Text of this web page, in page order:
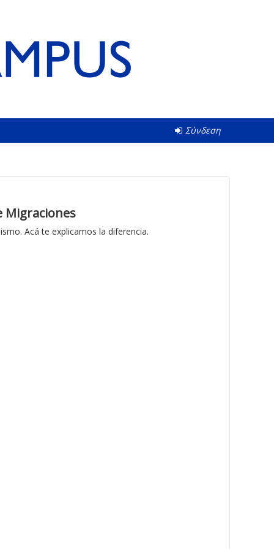
Σύνδεση
Migraciones
Acá te explicamos la diferencia.